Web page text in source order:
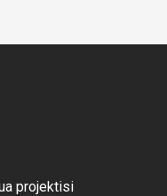
projektisi